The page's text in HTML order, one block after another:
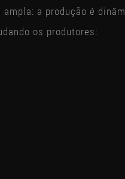
a produção é
os produtores: